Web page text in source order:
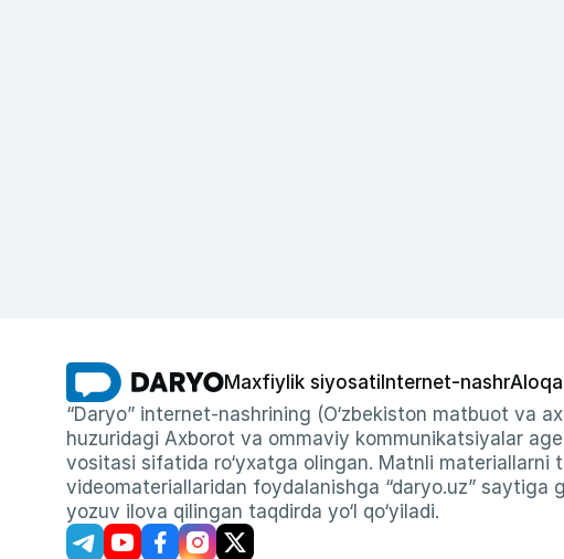
Maxfiylik siyosati Internet-nashr
“Daryo” internet-nashrining (O‘zbekiston matbuot va
huzuridagi Axborot va ommaviy kommunikatsiyalar
vositasi sifatida ro‘yxatga olingan. Matnli materiallarni
videomateriallaridan foydalanishga “daryo.uz” saytiga
yozuv ilova qilingan taqdirda yo‘l qo‘yiladi.